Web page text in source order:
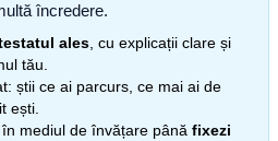
încredere.
ales , cu explicații clare și
tău.
știi ce ai parcurs, ce mai ai de
ești.
mediul de învățare până fixezi